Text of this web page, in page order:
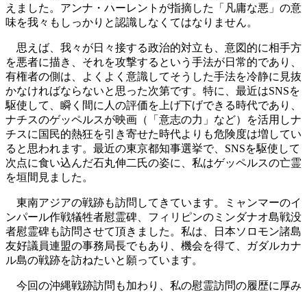
えました。アンナ・ハーレントが指摘した「凡庸な悪」の意
味を我々もしっかりと認識しなくてはなりません。
思えば、我々が日々接する政治的対立も、意図的に相手方
を悪者に描き、それを攻撃するという手法が日常的であり、
有権者の側は、よくよく意識してそうした手法を冷静に見抜
かなければならないと思った次第です。特に、最近はSNSを
駆使して、瞬く間に人の評価を上げ下げできる時代であり、
ナチスのゲッペルスが映画（「意志の力」など）を活用しナ
チスに国民的熱狂を引き寄せた時代よりも危険度は増してい
ると思われます。最近の東京都知事選挙で、SNSを駆使して
次点に食い込んだ石丸伸二氏の姿に、私はゲッペルスの亡霊
を垣間見ました。
東南アジアの戦跡も訪問してきています。ミャンマーのイ
ンパール作戦犠牲者慰霊碑、フィリピンのミンダナオ島戦没
者慰霊碑も訪問させて頂きました。私は、日本ソロモン諸島
友好議員連盟の事務局長でもあり、機会を得て、ガダルカナ
ル島の戦跡を訪ねたいと願っています。
今回の沖縄戦跡訪問も加わり、私の慰霊訪問の履歴に厚み